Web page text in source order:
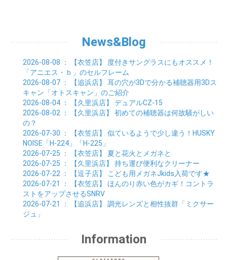
01月 (24)
02月 (20)
01月 (23)
05月 (24)
03月 (25)
02月 (30)
01月 (33)
06月 (15)
04月 (9)
03月 (7)
02月 (7)
01月 (9)
News&Blog
2026-08-08 ： 【衣笠店】 度付きサングラスにもオススメ！
「アニエス・ｂ」のセルフレーム
2026-08-07 ： 【追浜店】 耳の穴が3Dで分かる補聴器用3Dス
キャン「オトスキャン」のご紹介
2026-08-04 ： 【久里浜店】 デュアルCZ-15
2026-08-02 ： 【久里浜店】 初めての補聴器は何故騒がしい
の？
2026-07-30 ： 【衣笠店】 似ているようで少し違う！HUSKY
NOISE「H-224」「H-225」
2026-07-25 ： 【衣笠店】 夏と花火とメガネと
2026-07-25 ： 【久里浜店】 持ち運び便利なクリーナー
2026-07-22 ： 【逗子店】 こども用メガネJkids入荷です★
2026-07-21
： 【衣笠店】 ほんのり赤い色がカギ！コントラ
ストをアップさせるSNRV
2026-07-21
： 【追浜店】 調光レンズと相性抜群「ミクサー
ジュ」
Information